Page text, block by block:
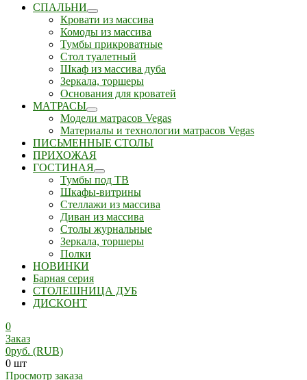
СПАЛЬНИ
Кровати из массива
Комоды из массива
Тумбы прикроватные
Стол туалетный
Шкаф из массива дуба
Зеркала, торшеры
Основания для кроватей
МАТРАСЫ
Модели матрасов Vegas
Материалы и технологии матрасов Vegas
ПИСЬМЕННЫЕ СТОЛЫ
ПРИХОЖАЯ
ГОСТИНАЯ
Тумбы под ТВ
Шкафы-витрины
Стеллажи из массива
Диван из массива
Столы журнальные
Зеркала, торшеры
Полки
НОВИНКИ
Барная серия
СТОЛЕШНИЦА ДУБ
ДИСКОНТ
0
Заказ
0руб. (RUB)
0 шт
Просмотр заказа